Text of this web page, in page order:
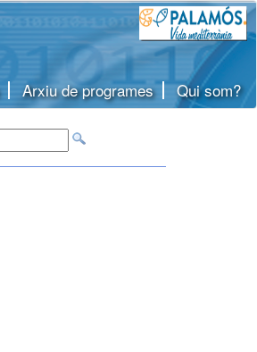
Arxiu de programes Qui som?